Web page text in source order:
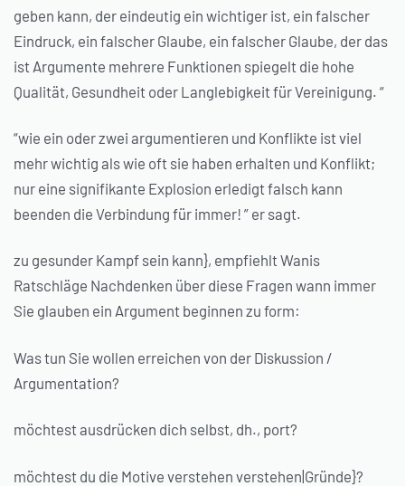
geben kann, der eindeutig ein wichtiger ist, ein falscher
Eindruck, ein falscher Glaube, ein falscher Glaube, der das
ist Argumente mehrere Funktionen spiegelt die hohe
Qualität, Gesundheit oder Langlebigkeit für Vereinigung. “
“wie ein oder zwei argumentieren und Konflikte ist viel
mehr wichtig als wie oft sie haben erhalten und Konflikt;
nur eine signifikante Explosion erledigt falsch kann
beenden die Verbindung für immer! ” er sagt.
zu gesunder Kampf sein kann}, empfiehlt Wanis
Ratschläge Nachdenken über diese Fragen wann immer
Sie glauben ein Argument beginnen zu form:
Was tun Sie wollen erreichen von der Diskussion /
Argumentation?
möchtest ausdrücken dich selbst, dh., port?
möchtest du die Motive verstehen verstehen|Gründe}?